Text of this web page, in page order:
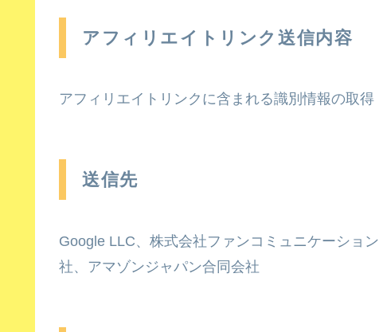
アフィリエイトリンク送信内容
アフィリエイトリンクに含まれる識別情報の取得
送信先
Google LLC、株式会社ファンコミュニケーショ
社、アマゾンジャパン合同会社